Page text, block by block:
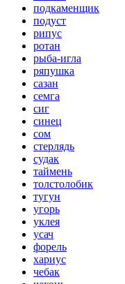
подкаменщик
подуст
рипус
ротан
рыба-игла
ряпушка
сазан
семга
сиг
синец
сом
стерлядь
судак
таймень
толстолобик
тугун
угорь
уклея
усач
форель
хариус
чебак